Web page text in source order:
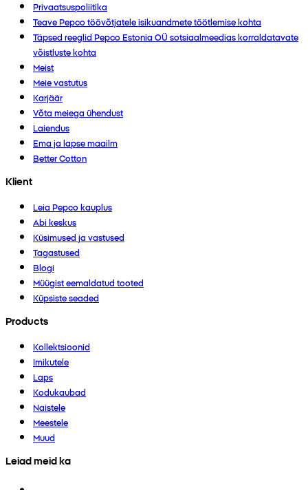
Privaatsuspoliitika
Teave Pepco töövõtjatele isikuandmete töötlemise kohta
Täpsed reeglid Pepco Estonia OÜ sotsiaalmeedias korraldatavate
võistluste kohta
Meist
Meie vastutus
Karjäär
Võta meiega ühendust
Laiendus
Ema ja lapse maailm
Better Cotton
Klient
Leia Pepco kauplus
Abi keskus
Küsimused ja vastused
Tagastused
Blogi
Müügist eemaldatud tooted
Küpsiste seaded
Products
Kollektsioonid
Imikutele
Laps
Kodukaubad
Naistele
Meestele
Muud
Leiad meid ka